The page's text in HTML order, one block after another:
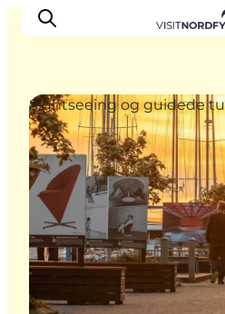
Oplev
Det sker
Spis og drik
Overnatning
Book oplevelser
Sightseeing og guidede